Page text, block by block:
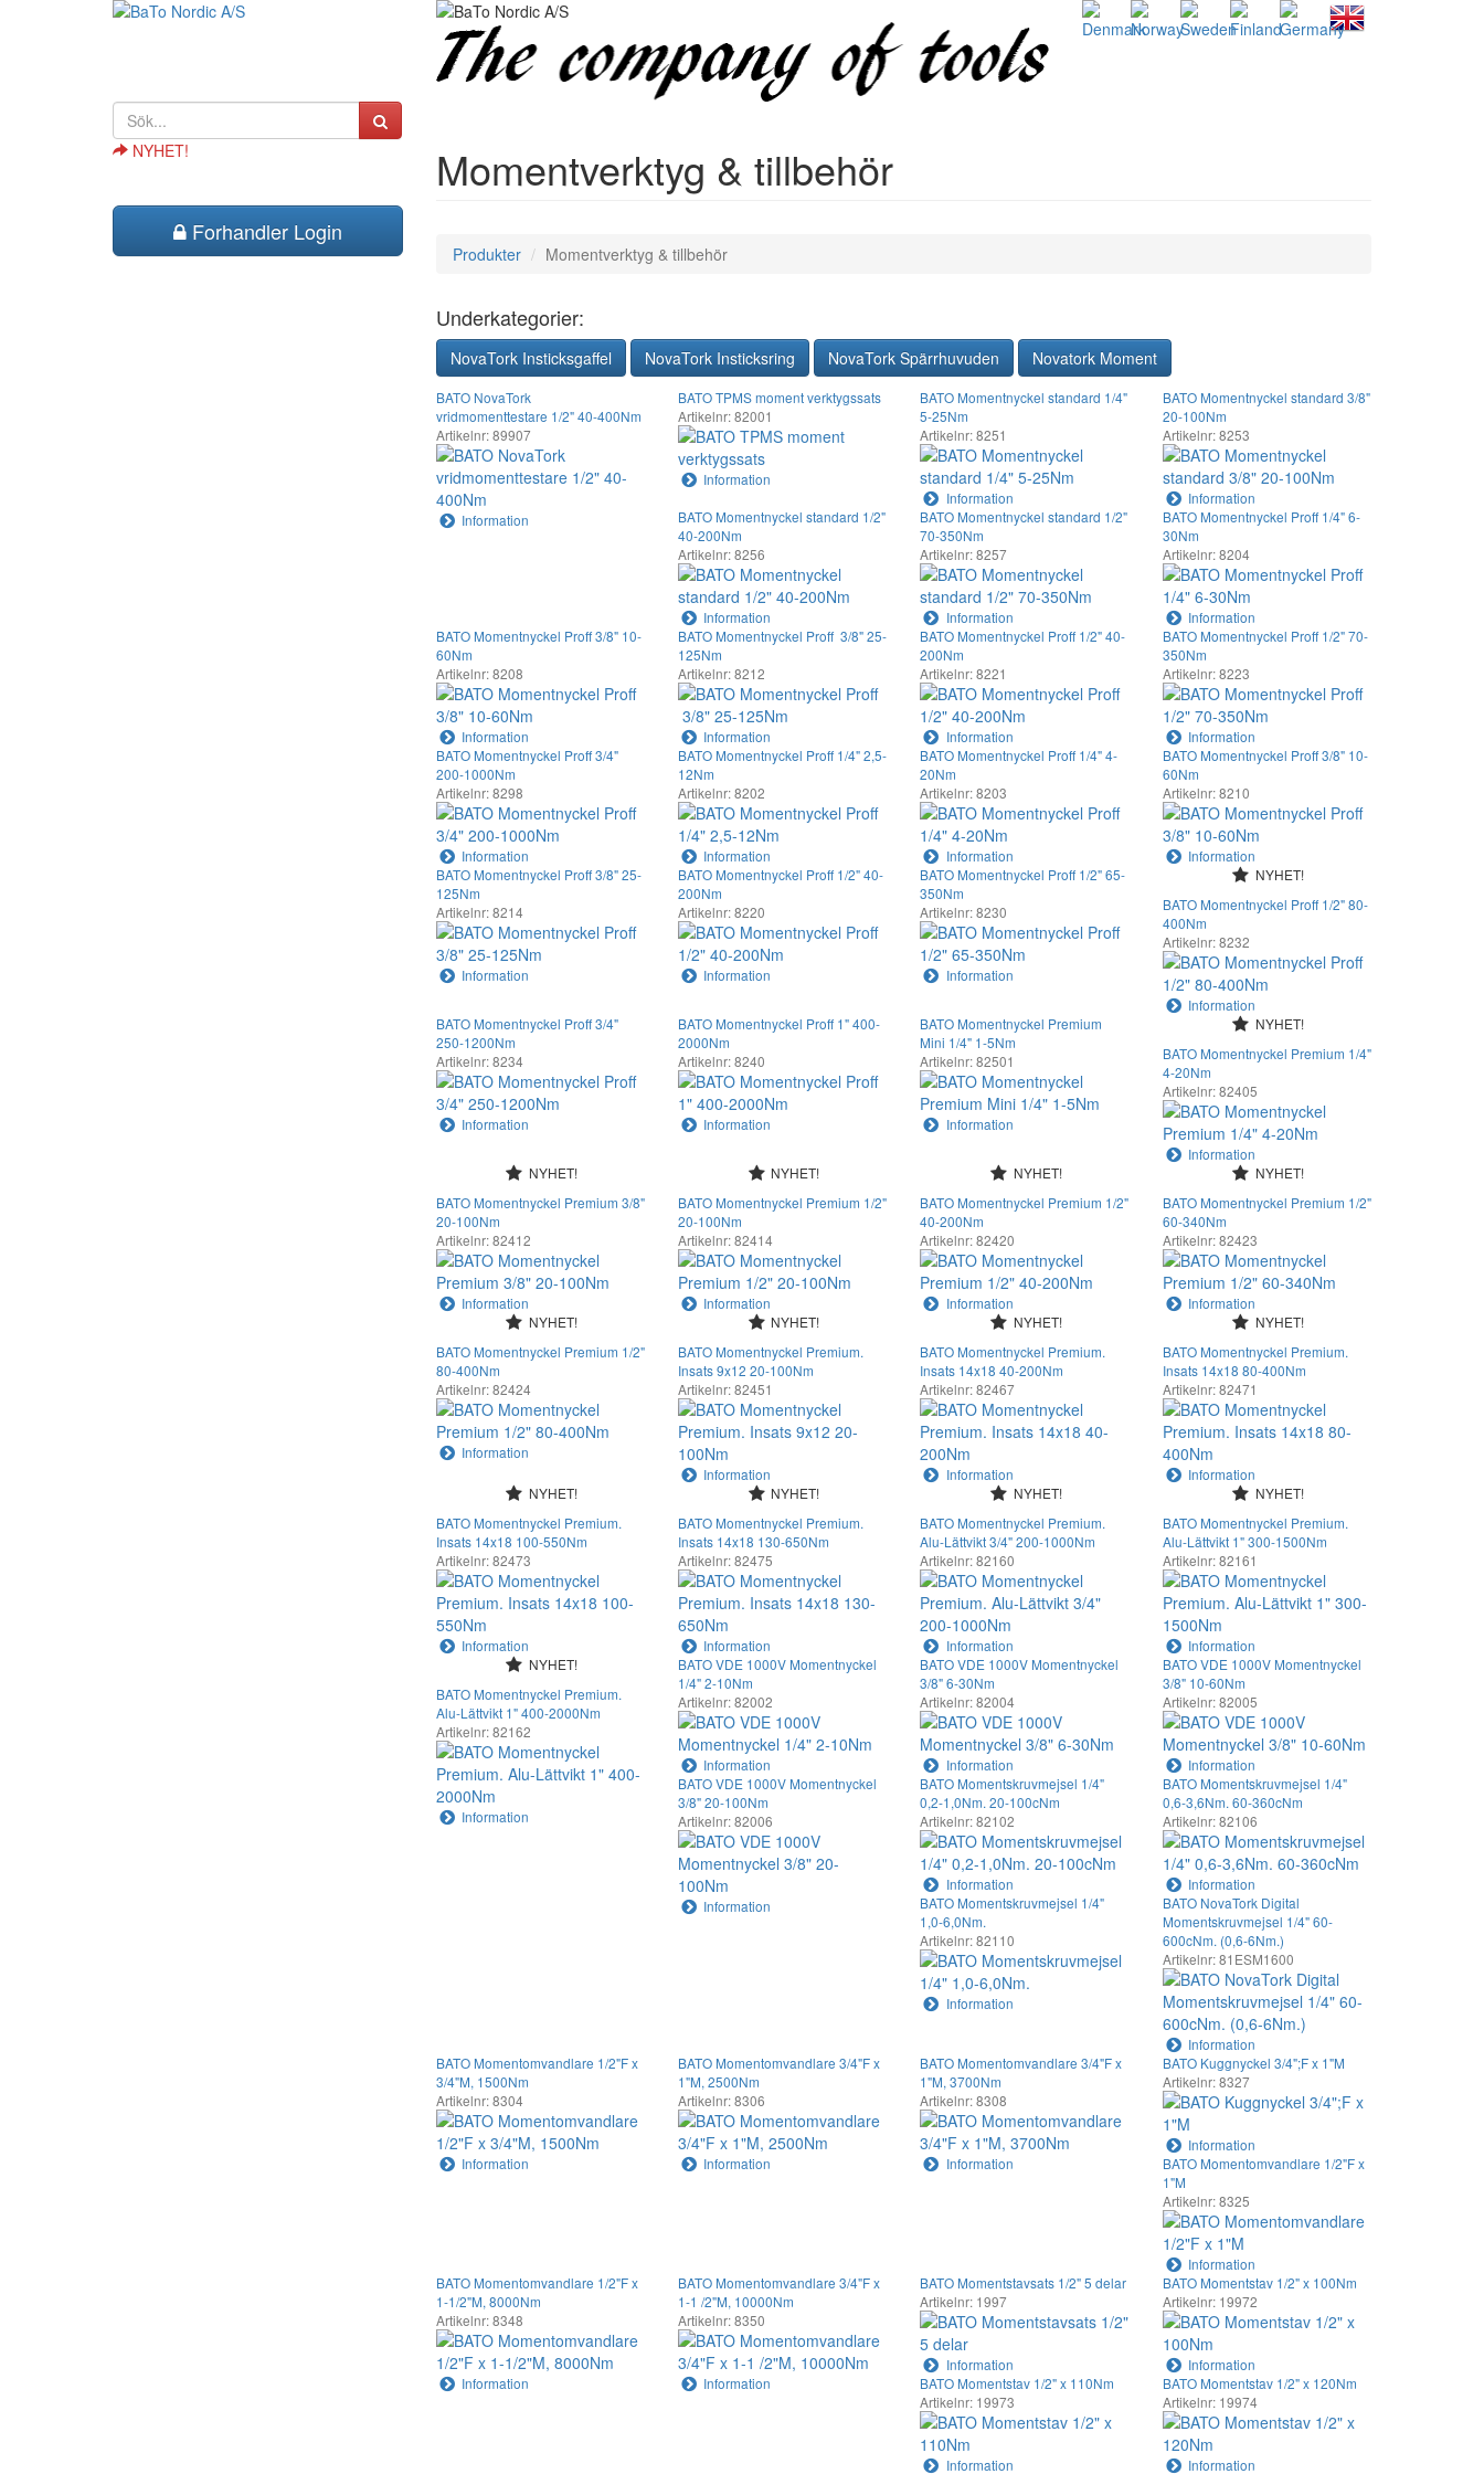
NYHET!
Forhandler Login
Momentverktyg & tillbehör
Produkter Momentverktyg & tillbehör
Underkategorier:
NovaTork Insticksgaffel NovaTork Insticksring NovaTork Spärrhuvuden Novatork Moment
BATO NovaTork
vridmomenttestare 1/2" 40-400Nm
Artikelnr: 89907
Information
BATO TPMS moment verktygssats
Artikelnr: 82001
Information
BATO Momentnyckel standard 1/4"
5-25Nm
Artikelnr: 8251
Information
BATO Momentnyckel standard 3/8"
20-100Nm
Artikelnr: 8253
Information
BATO Momentnyckel standard 1/2"
40-200Nm
Artikelnr: 8256
Information
BATO Momentnyckel standard 1/2"
70-350Nm
Artikelnr: 8257
Information
BATO Momentnyckel Proff 1/4" 6-
30Nm
Artikelnr: 8204
Information
BATO Momentnyckel Proff 3/8" 10-
60Nm
Artikelnr: 8208
Information
BATO Momentnyckel Proff 3/8" 25-
125Nm
Artikelnr: 8212
Information
BATO Momentnyckel Proff 1/2" 40-
200Nm
Artikelnr: 8221
Information
BATO Momentnyckel Proff 1/2" 70-
350Nm
Artikelnr: 8223
Information
BATO Momentnyckel Proff 3/4"
200-1000Nm
Artikelnr: 8298
Information
BATO Momentnyckel Proff 1/4" 2,5-
12Nm
Artikelnr: 8202
Information
BATO Momentnyckel Proff 1/4" 4-
20Nm
Artikelnr: 8203
Information
BATO Momentnyckel Proff 3/8" 10-
60Nm
Artikelnr: 8210
Information
BATO Momentnyckel Proff 3/8" 25-
125Nm
Artikelnr: 8214
Information
BATO Momentnyckel Proff 1/2" 40-
200Nm
Artikelnr: 8220
Information
BATO Momentnyckel Proff 1/2" 65-
350Nm
Artikelnr: 8230
Information
NYHET!
BATO Momentnyckel Proff 1/2" 80-
400Nm
Artikelnr: 8232
Information
BATO Momentnyckel Proff 3/4"
250-1200Nm
Artikelnr: 8234
Information
BATO Momentnyckel Proff 1" 400-
2000Nm
Artikelnr: 8240
Information
BATO Momentnyckel Premium
Mini 1/4" 1-5Nm
Artikelnr: 82501
Information
NYHET!
BATO Momentnyckel Premium 1/4"
4-20Nm
Artikelnr: 82405
Information
NYHET!
BATO Momentnyckel Premium 3/8"
20-100Nm
Artikelnr: 82412
Information
NYHET!
BATO Momentnyckel Premium 1/2"
20-100Nm
Artikelnr: 82414
Information
NYHET!
BATO Momentnyckel Premium 1/2"
40-200Nm
Artikelnr: 82420
Information
NYHET!
BATO Momentnyckel Premium 1/2"
60-340Nm
Artikelnr: 82423
Information
NYHET!
BATO Momentnyckel Premium 1/2"
80-400Nm
Artikelnr: 82424
Information
NYHET!
BATO Momentnyckel Premium.
Insats 9x12 20-100Nm
Artikelnr: 82451
Information
NYHET!
BATO Momentnyckel Premium.
Insats 14x18 40-200Nm
Artikelnr: 82467
Information
NYHET!
BATO Momentnyckel Premium.
Insats 14x18 80-400Nm
Artikelnr: 82471
Information
NYHET!
BATO Momentnyckel Premium.
Insats 14x18 100-550Nm
Artikelnr: 82473
Information
NYHET!
BATO Momentnyckel Premium.
Insats 14x18 130-650Nm
Artikelnr: 82475
Information
NYHET!
BATO Momentnyckel Premium.
Alu-Lättvikt 3/4" 200-1000Nm
Artikelnr: 82160
Information
NYHET!
BATO Momentnyckel Premium.
Alu-Lättvikt 1" 300-1500Nm
Artikelnr: 82161
Information
NYHET!
BATO Momentnyckel Premium.
Alu-Lättvikt 1" 400-2000Nm
Artikelnr: 82162
Information
BATO VDE 1000V Momentnyckel
1/4" 2-10Nm
Artikelnr: 82002
Information
BATO VDE 1000V Momentnyckel
3/8" 6-30Nm
Artikelnr: 82004
Information
BATO VDE 1000V Momentnyckel
3/8" 10-60Nm
Artikelnr: 82005
Information
BATO VDE 1000V Momentnyckel
3/8" 20-100Nm
Artikelnr: 82006
Information
BATO Momentskruvmejsel 1/4"
0,2-1,0Nm. 20-100cNm
Artikelnr: 82102
Information
BATO Momentskruvmejsel 1/4"
0,6-3,6Nm. 60-360cNm
Artikelnr: 82106
Information
BATO Momentskruvmejsel 1/4"
1,0-6,0Nm.
Artikelnr: 82110
Information
BATO NovaTork Digital
Momentskruvmejsel 1/4" 60-
600cNm. (0,6-6Nm.)
Artikelnr: 81ESM1600
Information
BATO Momentomvandlare 1/2"F x
3/4"M, 1500Nm
Artikelnr: 8304
Information
BATO Momentomvandlare 3/4"F x
1"M, 2500Nm
Artikelnr: 8306
Information
BATO Momentomvandlare 3/4"F x
1"M, 3700Nm
Artikelnr: 8308
Information
BATO Kuggnyckel 3/4";F x 1"M
Artikelnr: 8327
Information
BATO Momentomvandlare 1/2"F x
1"M
Artikelnr: 8325
Information
BATO Momentomvandlare 1/2"F x
1-1/2"M, 8000Nm
Artikelnr: 8348
Information
BATO Momentomvandlare 3/4"F x
1-1 /2"M, 10000Nm
Artikelnr: 8350
Information
BATO Momentstavsats 1/2" 5 delar
Artikelnr: 1997
Information
BATO Momentstav 1/2" x 100Nm
Artikelnr: 19972
Information
BATO Momentstav 1/2" x 110Nm
Artikelnr: 19973
Information
BATO Momentstav 1/2" x 120Nm
Artikelnr: 19974
Information